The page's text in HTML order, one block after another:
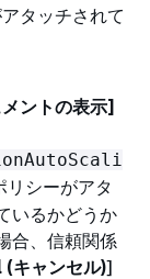
タッチされて
ントの表示]
リシーがアタ
いるかどうか
合、信頼関係
(キャンセル)]